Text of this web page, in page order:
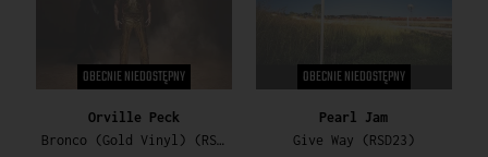
OBECNIE NIEDOSTĘPNY
Orville Peck
Bronco (Gold Vinyl) (RSD23)
OBECNIE NIEDOSTĘPNY
Pearl Jam
Give Way (RSD23)